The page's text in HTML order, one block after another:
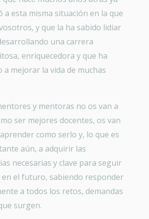
a esta misma situación en la que
y que la ha sabido lidiar
una carrera
enriquecedora y que ha
a mejorar la vida de muchas
y mentoras no os van a
ser mejores docentes, os van
como serlo y, lo que es
aún, a adquirir las
necesarias y clave para seguir
en el futuro, sabiendo responder
a todos los retos, demandas
surgen.